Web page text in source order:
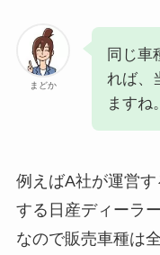
まどか
同じ車
れば、
ますね。
例えばA社が運営
する日産ディーラ
なので販売車種は